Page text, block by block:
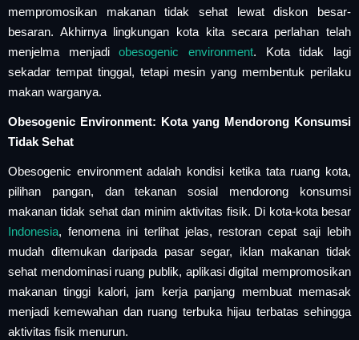
mempromosikan makanan tidak sehat lewat diskon besar-
besaran. Akhirnya lingkungan kota kita secara perlahan telah
menjelma menjadiobesogenic environment. Kota tidak lagi
sekadar tempat tinggal, tetapi mesin yang membentuk perilaku
makan warganya.
Obesogenic Environment: Kota yang Mendorong Konsumsi
Tidak Sehat
Obesogenic environment adalah kondisi ketika tata ruang kota,
pilihan pangan, dan tekanan sosial mendorong konsumsi
makanan tidak sehat dan minim aktivitas fisik. Di kota-kota besar
Indonesia, fenomena ini terlihat jelas, restoran cepat saji lebih
mudah ditemukan daripada pasar segar, iklan makanan tidak
sehat mendominasi ruang publik, aplikasi digital mempromosikan
makanan tinggi kalori, jam kerja panjang membuat memasak
menjadi kemewahan dan ruang terbuka hijau terbatas sehingga
aktivitas fisik menurun.